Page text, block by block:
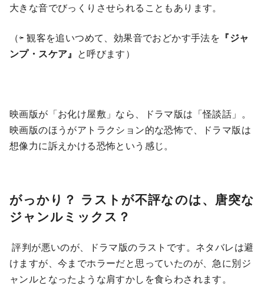
大きな音でびっくりさせられることもあります。
（⇦ 観客を追いつめて、効果音でおどかす手法を 『ジャ
ンプ・スケア』 と呼びます）
映画版が「お化け屋敷」なら、ドラマ版は「怪談話」。
映画版のほうがアトラクション的な恐怖で、ドラマ版は
想像力に訴えかける恐怖という感じ。
がっかり？ ラストが不評なのは、唐突な
ジャンルミックス？
評判が悪いのが、ドラマ版のラストです。ネタバレは避
けますが、今までホラーだと思っていたのが、急に別ジ
ャンルとなったような肩すかしを食らわされます。